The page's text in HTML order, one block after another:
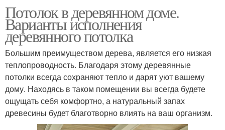
Потолок в деревянном доме.
Варианты исполнения
деревянного потолка
Большим преимуществом дерева, является его низкая
теплопроводность. Благодаря этому деревянные
потолки всегда сохраняют тепло и дарят уют вашему
дому. Находясь в таком помещении вы всегда будете
ощущать себя комфортно, а натуральный запах
древесины будет благотворно влиять на ваш организм.